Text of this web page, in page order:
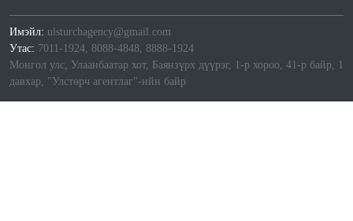
Имэйл: ulsturchagency@gmail.com
Утас: 7011-1924, 8088-4848, 8888-1924
Монгол улс, Улаанбаатар хот, Баянзүрх дүүрэг, 1-р хороо, 41-р байр, 1
давхар, "Улстөрч агентлаг"-ийн байр